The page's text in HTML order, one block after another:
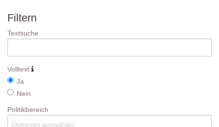
Filtern
Textsuche
Volltext
Ja
Nein
Politikbereich